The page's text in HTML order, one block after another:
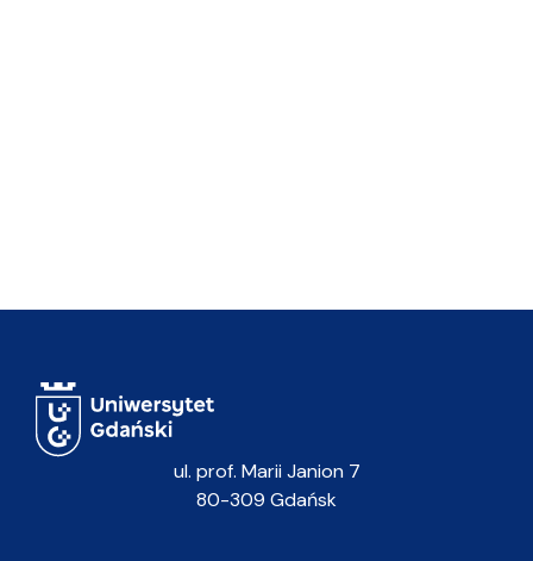
ul. prof. Marii Janion 7
80-309 Gdańsk